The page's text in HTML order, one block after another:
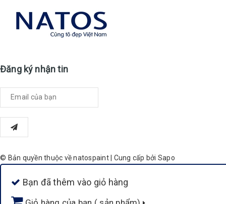
Đăng ký nhận tin
© Bản quyền thuộc về natospaint Cung cấp bởi Sapo
Bạn đã thêm vào giỏ hàng